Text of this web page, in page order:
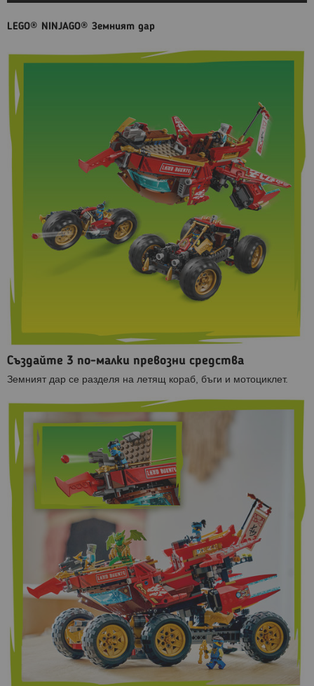
LEGO® NINJAGO® Земният дар
Създайте 3 по-малки превозни средства
Земният дар се разделя на летящ кораб, бъги и мотоциклет.